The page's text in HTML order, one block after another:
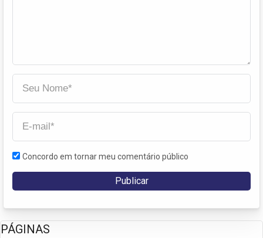
Concordo em tornar meu comentário público
PÁGINAS